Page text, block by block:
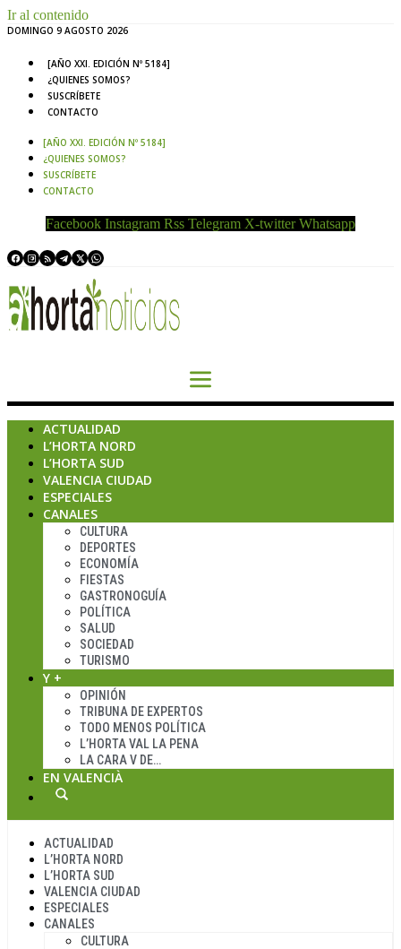
Ir al contenido
DOMINGO 9 AGOSTO 2026
[AÑO XXI. EDICIÓN Nº 5184]
¿QUIENES SOMOS?
SUSCRÍBETE
CONTACTO
[AÑO XXI. EDICIÓN Nº 5184]
¿QUIENES SOMOS?
SUSCRÍBETE
CONTACTO
Facebook Instagram Rss Telegram X-twitter Whatsapp
ACTUALIDAD
L’HORTA NORD
L’HORTA SUD
VALENCIA CIUDAD
ESPECIALES
CANALES
CULTURA
DEPORTES
ECONOMÍA
FIESTAS
GASTRONOGUÍA
POLÍTICA
SALUD
SOCIEDAD
TURISMO
Y +
OPINIÓN
TRIBUNA DE EXPERTOS
TODO MENOS POLÍTICA
L’HORTA VAL LA PENA
LA CARA V DE…
EN VALENCIÀ
ACTUALIDAD
L’HORTA NORD
L’HORTA SUD
VALENCIA CIUDAD
ESPECIALES
CANALES
CULTURA